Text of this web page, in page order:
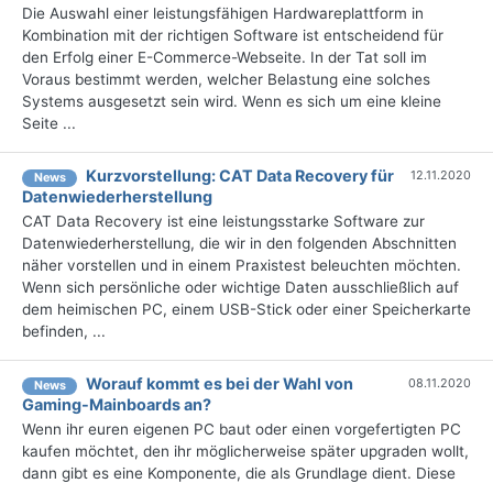
Die Auswahl einer leistungsfähigen Hardwareplattform in
Kombination mit der richtigen Software ist entscheidend für
den Erfolg einer E-Commerce-Webseite. In der Tat soll im
Voraus bestimmt werden, welcher Belastung eine solches
Systems ausgesetzt sein wird. Wenn es sich um eine kleine
Seite ...
News
Kurzvorstellung: CAT Data Recovery für
Datenwiederherstellung
12.11.2020
CAT Data Recovery ist eine leistungsstarke Software zur
Datenwiederherstellung, die wir in den folgenden Abschnitten
näher vorstellen und in einem Praxistest beleuchten möchten.
Wenn sich persönliche oder wichtige Daten ausschließlich auf
dem heimischen PC, einem USB-Stick oder einer Speicherkarte
befinden, ...
News
Worauf kommt es bei der Wahl von
Gaming-Mainboards an?
08.11.2020
Wenn ihr euren eigenen PC baut oder einen vorgefertigten PC
kaufen möchtet, den ihr möglicherweise später upgraden wollt,
dann gibt es eine Komponente, die als Grundlage dient. Diese